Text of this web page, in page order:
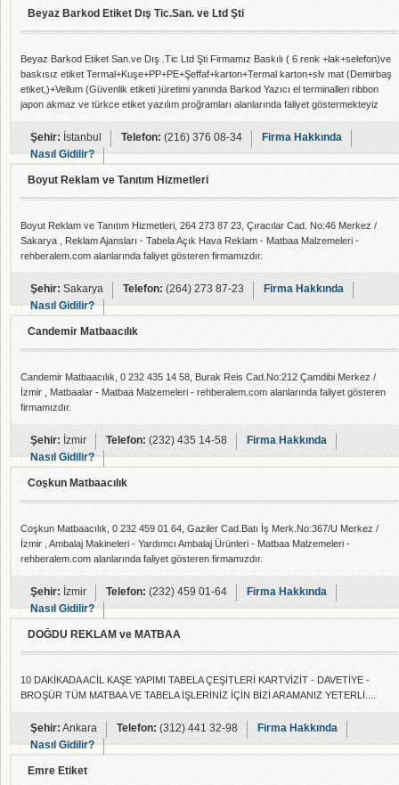
Beyaz Barkod Etiket Dış Tic.San. ve Ltd Şti
Beyaz Barkod Etiket San.ve Dış .Tic Ltd Şti Firmamız Baskılı ( 6 renk +lak+selefon)ve
baskısız etiket Termal+Kuşe+PP+PE+Şeffaf+karton+Termal karton+slv mat (Demirbaş
etiket,)+Vellum (Güvenlik etiketi )üretimi yanında Barkod Yazıcı el terminalleri ribbon
japon akmaz ve türkce etiket yazılım proğramları alanlarında faliyet göstermekteyiz
Şehir:İstanbul Telefon:(216) 376 08-34
Firma Hakkında
Nasıl Gidilir?
Boyut Reklam ve Tanıtım Hizmetleri
Boyut Reklam ve Tanıtım Hizmetleri, 264 273 87 23, Çıracılar Cad. No:46 Merkez /
Sakarya , Reklam Ajansları - Tabela Açık Hava Reklam - Matbaa Malzemeleri -
rehberalem.com alanlarında faliyet gösteren firmamızdır.
Şehir:Sakarya Telefon:(264) 273 87-23
Firma Hakkında
Nasıl Gidilir?
Candemir Matbaacılık
Candemir Matbaacılık, 0 232 435 14 58, Burak Reis Cad.No:212 Çamdibi Merkez /
İzmir , Matbaalar - Matbaa Malzemeleri - rehberalem.com alanlarında faliyet gösteren
firmamızdır.
Şehir:İzmir Telefon:(232) 435 14-58
Firma Hakkında
Nasıl Gidilir?
Coşkun Matbaacılık
Coşkun Matbaacılık, 0 232 459 01 64, Gaziler Cad.Batı İş Merk.No:367/U Merkez /
İzmir , Ambalaj Makineleri - Yardımcı Ambalaj Ürünleri - Matbaa Malzemeleri -
rehberalem.com alanlarında faliyet gösteren firmamızdır.
Şehir:İzmir Telefon:(232) 459 01-64
Firma Hakkında
Nasıl Gidilir?
DOĞDU REKLAM ve MATBAA
10 DAKİKADA ACİL KAŞE YAPIMI TABELA ÇEŞİTLERİ KARTVİZİT - DAVETİYE -
BROŞÜR TÜM MATBAA VE TABELA İŞLERİNİZ İÇİN BİZİ ARAMANIZ YETERLİ....
Şehir:Ankara Telefon:(312) 441 32-98
Firma Hakkında
Nasıl Gidilir?
Emre Etiket